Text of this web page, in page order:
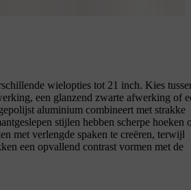
wielopties tot 21 inch. Kies
een glanzend zwarte afwerking of
aluminium combineert met strakke
stijlen hebben scherpe hoeken
met verlengde spaken te creëren, terwijl
een opvallend contrast vormen met de